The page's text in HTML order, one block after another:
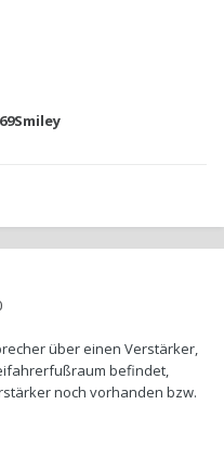
über einen Verstärker,
befindet,
noch vorhanden bzw.